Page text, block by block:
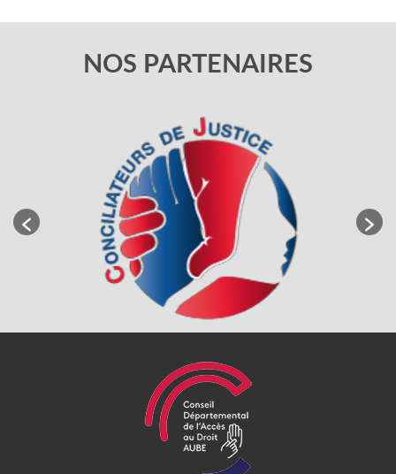
NOS PARTENAIRES